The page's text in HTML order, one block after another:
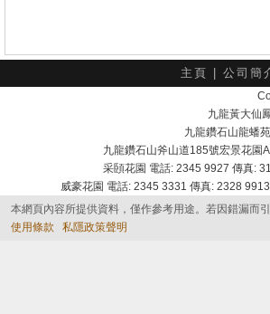
主頁 公司簡
九龍黃大仙
九龍鑽石山龍蟠
九龍鑽石山斧山道185號宏景花
采頣花園 電話: 2345 9927 傳真:
威豪花園 電話: 2345 3331 傳真: 2328
本網頁內容所提供資料，僅作參考用途。若因錯漏而
使用條款
私隱政策聲明